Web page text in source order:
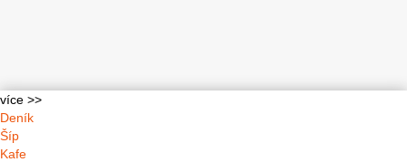
více >>
Deník
Šíp
Kafe